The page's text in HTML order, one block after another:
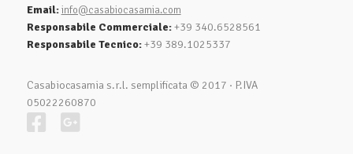
Email: info@casabiocasamia.com
Responsabile Commerciale:+39 340.6528561
Responsabile Tecnico:+39 389.1025337
Casabiocasamia s.r.l. semplificata © 2017 · P.IVA
05022260870